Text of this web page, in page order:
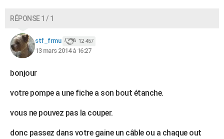
RÉPONSE 1 / 1
stf_frmu 12 457
13 mars 2014 à 16:27
bonjour
votre pompe a une fiche a son bout étanche.
vous ne pouvez pas la couper.
donc passez dans votre gaine un câble ou a chaque out